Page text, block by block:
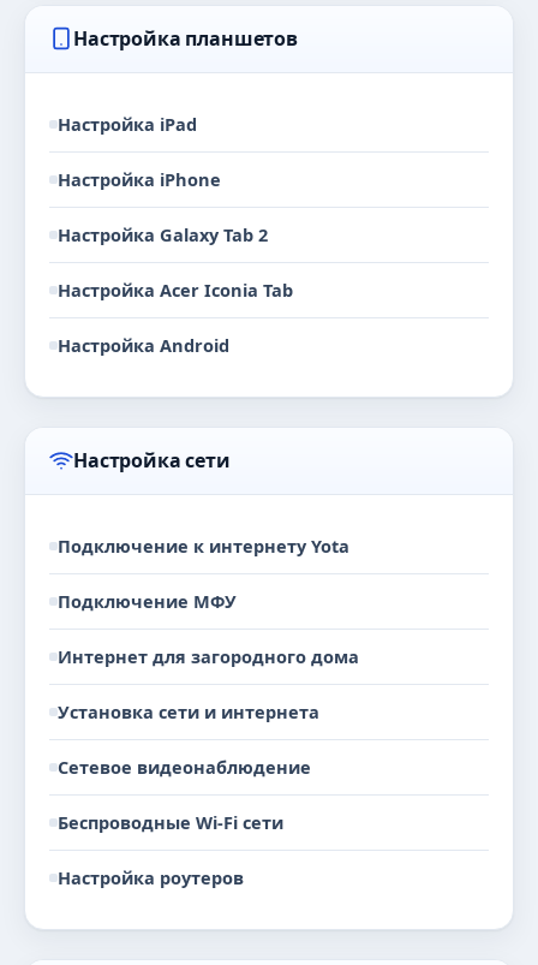
Настройка планшетов
Настройка iPad
Настройка iPhone
Настройка Galaxy Tab 2
Настройка Acer Iconia Tab
Настройка Android
Настройка сети
Подключение к интернету Yota
Подключение МФУ
Интернет для загородного дома
Установка сети и интернета
Сетевое видеонаблюдение
Беспроводные Wi-Fi сети
Настройка роутеров